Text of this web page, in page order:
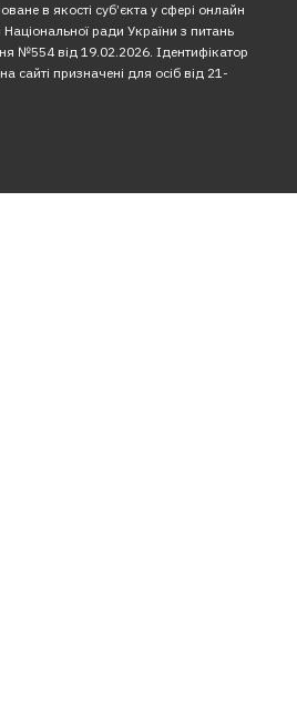
в якості суб’єкта у сфері онлайн
ради України з питань
№554 від 19.02.2026. Ідентифікатор
сайті призначені для осіб від 21-